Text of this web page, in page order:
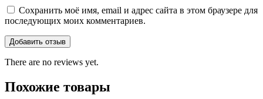
Сохранить моё имя, email и адрес сайта в этом браузере для
последующих моих комментариев.
There are no reviews yet.
Похожие товары